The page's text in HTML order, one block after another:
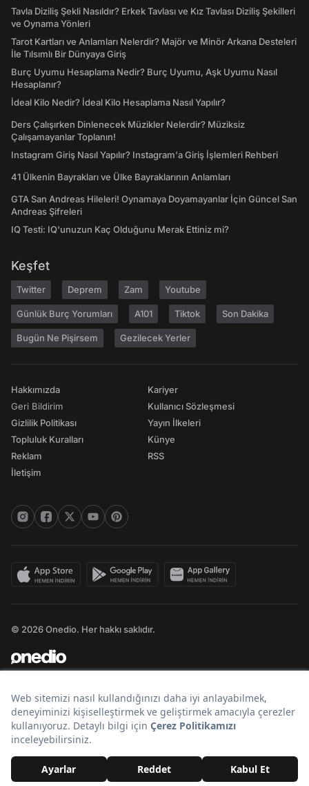
Tavla Diziliş Şekli Nasıldır? Erkek Tavlası ve Kız Tavlası Diziliş Şekilleri
ve Oynama Yönleri
Tarot Kartları ve Anlamları Nelerdir? Majör ve Minör Arkana Desteleri
İle Tılsımlı Bir Dünyaya Giriş
Burç Uyumu Hesaplama Nedir? Burç Uyumu, Aşk Uyumu Nasıl
Hesaplanır?
İdeal Kilo Nedir? İdeal Kilo Hesaplama Nasıl Yapılır?
Ders Çalışırken Dinlenecek Müzikler Nelerdir? Müziksiz
Çalışamayanlar Toplanın!
Instagram Giriş Nasıl Yapılır? Instagram'a Giriş İşlemleri Rehberi
41 Ülkenin Bayrakları ve Ülke Bayraklarının Anlamları
GTA San Andreas Hileleri! Oynamaya Doyamayanlar İçin Güncel San
Andreas Şifreleri
IQ Testi: IQ'unuzun Kaç Olduğunu Merak Ettiniz mi?
Keşfet
Twitter Deprem Zam Youtube
Günlük Burç Yorumları A101 Tiktok Son Dakika
Bugün Ne Pişirsem Gezilecek Yerler
Hakkımızda
Geri Bildirim
Gizlilik Politikası
Topluluk Kuralları
Reklam
İletişim
Kariyer
Kullanıcı Sözleşmesi
Yayın İlkeleri
Künye
RSS
© 2026 Onedio. Her hakkı saklıdır.
Bir markasıdır.